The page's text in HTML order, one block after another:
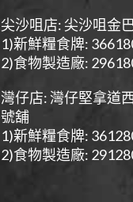
尖沙咀店: 尖沙咀金
1)新鮮糧食牌:
2)食物製造廠:
灣仔店: 灣仔堅拿道
號舖
1)新鮮糧食牌:
2)食物製造廠: